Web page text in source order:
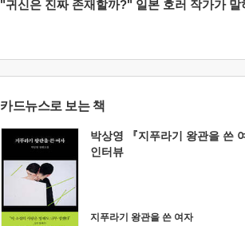
"귀신은 진짜 존재할까?" 일본 호러 작가가
카드뉴스로 보는 책
박상영 『지푸라기 왕관을 쓴
인터뷰
지푸라기 왕관을 쓴 여자